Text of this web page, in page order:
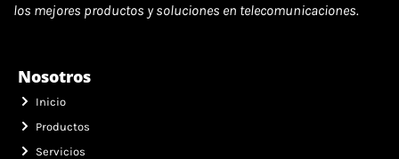
los mejores productos y soluciones en telecomunicaciones.
Nosotros
Inicio
Productos
Servicios